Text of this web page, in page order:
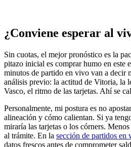
¿Conviene esperar al
Sin cuotas, el mejor pronóstico es la
pitazo inicial es comprar humo en este
minutos de partido en vivo van a decir
análisis previo: la actitud de Vitoria, la
Vasco, el ritmo de las tarjetas. Ahí se
Personalmente, mi postura es no
alineación y cómo calientan. Si ya
miraría las tarjetas o los córners.
al trámite. En la sección de partidos en
datos frescos antes de comprometer